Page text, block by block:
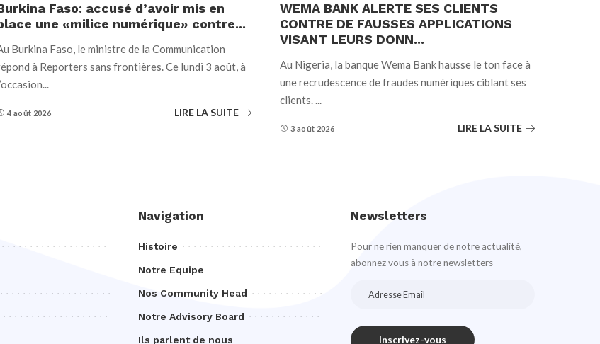
Faso: accusé d’avoir mis en
une «milice numérique» contre...
Burkina Faso, le ministre de la Communication
à Reporters sans frontières. Ce lundi 3 août, à
...
4 août 2026 LIRE LA SUITE
WEMA BANK ALERTE SES CLIENTS
CONTRE DE FAUSSES APPLICATIONS
VISANT LEURS DONN...
Au Nigeria, la banque Wema Bank hausse le ton face à
une recrudescence de fraudes numériques ciblant ses
clients....
3 août 2026 LIRE LA SUITE
Navigation
Histoire
Notre Equipe
Nos Community Head
Notre Advisory Board
Ils parlent de nous
Newsletters
Pour ne rien manquer de notre actualité,
abonnez vous à notre newsletters